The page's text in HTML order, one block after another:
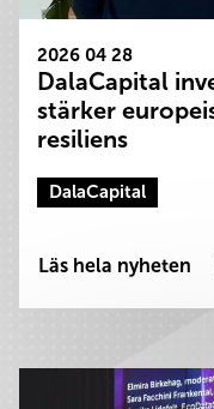
2026 04 28
DalaCapital
stärker
resiliens
DalaCapital
Läs hela nyheten